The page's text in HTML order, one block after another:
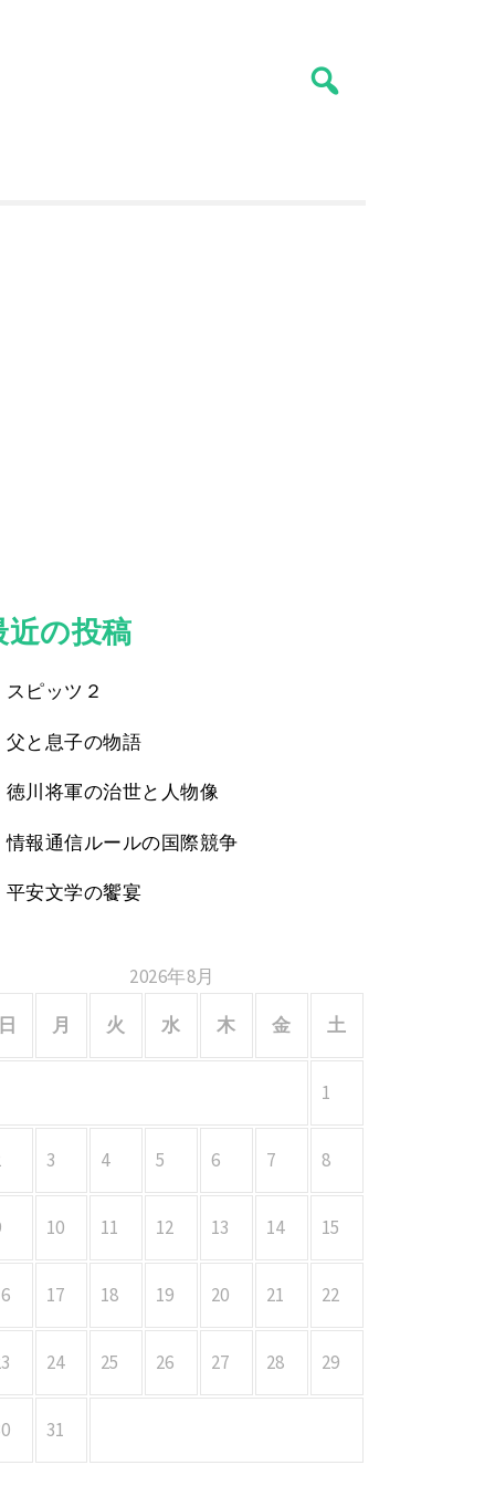
近の投稿
スピッツ２
父と息子の物語
徳川将軍の治世と人物像
情報通信ルールの国際競争
平安文学の饗宴
2026年8月
月 火 水 木 金 土
1
3 4 5 6 7 8
10 11 12 13 14 15
17 18 19 20 21 22
24 25 26 27 28 29
31